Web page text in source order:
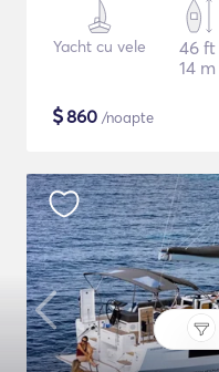
Yacht cu vele
46 ft
14 m
$860 /noapte